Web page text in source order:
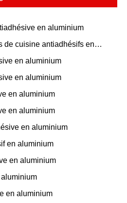
en aluminium
de cuisine antiadhésifs en
en aluminium
en aluminium
en aluminium
en aluminium
en aluminium
en aluminium
en aluminium
en aluminium